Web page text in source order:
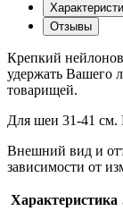
Отзывы
Крепкий
удержать Вашего
товарищей.
Для шеи 31-41 см.
Внешний вид и
зависимости от
Характеристика